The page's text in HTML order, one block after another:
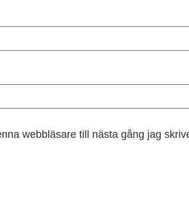
webbläsare till nästa gång jag